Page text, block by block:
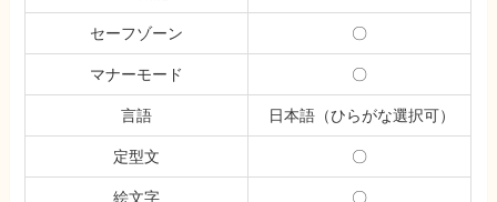
セーフゾーン 〇
マナーモード 〇
言語 日本語（ひらがな選択可）
定型文 〇
絵文字 〇